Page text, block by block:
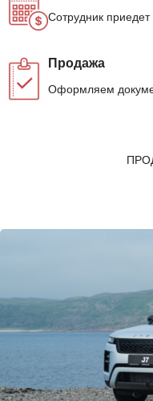
Сотрудник приедет
Продажа
Оформляем